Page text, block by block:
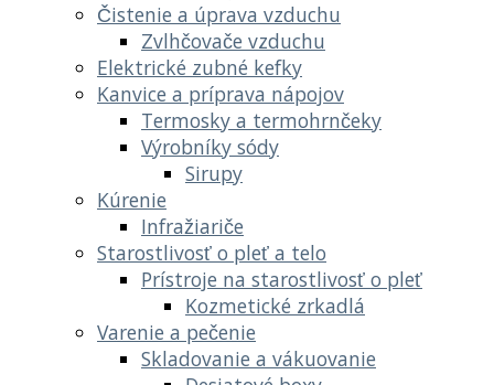
Čistenie a úprava vzduchu
Zvlhčovače vzduchu
Elektrické zubné kefky
Kanvice a príprava nápojov
Termosky a termohrnčeky
Výrobníky sódy
Sirupy
Kúrenie
Infražiariče
Starostlivosť o pleť a telo
Prístroje na starostlivosť o pleť
Kozmetické zrkadlá
Varenie a pečenie
Skladovanie a vákuovanie